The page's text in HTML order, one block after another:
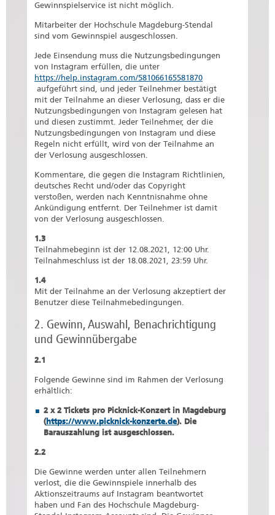
Gewinnspielservice ist nicht möglich.
Mitarbeiter der Hochschule Magdeburg-Stendal
sind vom Gewinnspiel ausgeschlossen.
Jede Einsendung muss die Nutzungsbedingungen
von Instagram erfüllen, die unter
https://help.instagram.com/581066165581870
aufgeführt sind, und jeder Teilnehmer bestätigt
mit der Teilnahme an dieser Verlosung, dass er die
Nutzungsbedingungen von Instagram gelesen hat
und diesen zustimmt. Jeder Teilnehmer, der die
Nutzungsbedingungen von Instagram und diese
Regeln nicht erfüllt, wird von der Teilnahme an
der Verlosung ausgeschlossen.
Kommentare, die gegen die Instagram Richtlinien,
deutsches Recht und/oder das Copyright
verstoßen, werden nach Kenntnisnahme ohne
Ankündigung entfernt. Der Teilnehmer ist damit
von der Verlosung ausgeschlossen.
1.3
Teilnahmebeginn ist der 12.08.2021, 12:00 Uhr.
Teilnahmeschluss ist der 18.08.2021, 23:59 Uhr.
1.4
Mit der Teilnahme an der Verlosung akzeptiert der
Benutzer diese Teilnahmebedingungen.
2. Gewinn, Auswahl, Benachrichtigung
und Gewinnübergabe
2.1
Folgende Gewinne sind im Rahmen der Verlosung
erhältlich:
2 x 2 Tickets pro Picknick-Konzert in Magdeburg
(https://www.picknick-konzerte.de). Die
Barauszahlung ist ausgeschlossen.
2.2
Die Gewinne werden unter allen Teilnehmern
verlost, die die Gewinnspiele innerhalb des
Aktionszeitraums auf Instagram beantwortet
haben und Fan des Hochschule Magdeburg-